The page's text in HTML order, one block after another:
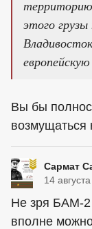
территорию
этого
Вы бы
возмущаться
Сармат
14
Не зря БАМ-
вполне